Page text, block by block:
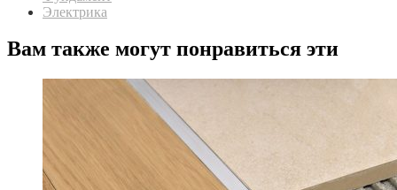
Электрика
Вам также могут понравиться эти